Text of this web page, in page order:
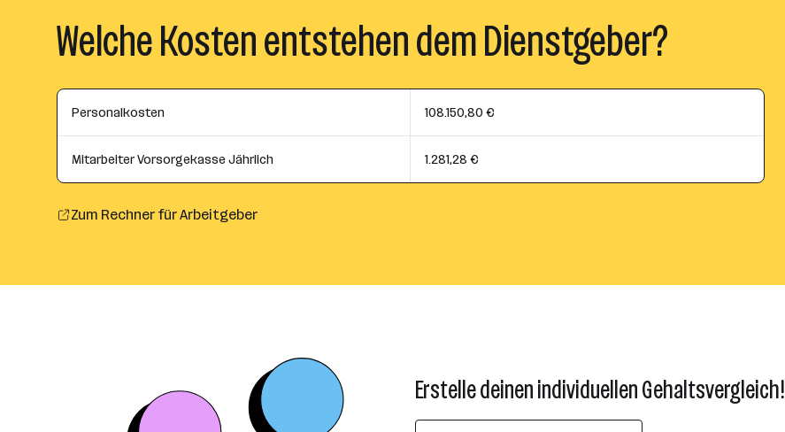
Welche Kosten entstehen dem Dienstgeber?
Personalkosten 108.150,80 €
Mitarbeiter Vorsorgekasse Jährlich 1.281,28 €
Zum Rechner für Arbeitgeber
Erstelle deinen individuellen Gehaltsvergleich!